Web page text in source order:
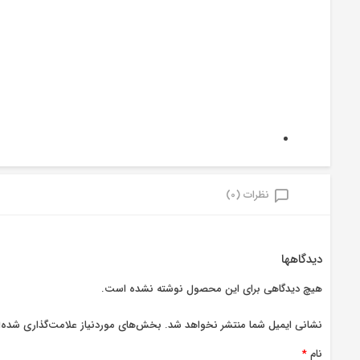
نظرات (0)
دیدگاهها
هیچ دیدگاهی برای این محصول نوشته نشده است.
نشانی ایمیل شما منتشر نخواهد شد. بخش‌های موردنیاز علامت‌گذاری
نام*